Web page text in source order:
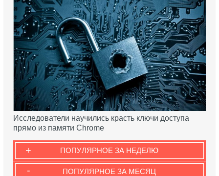
Исследователи научились красть ключи доступа
прямо из памяти Chrome
ПОПУЛЯРНОЕ ЗА НЕДЕЛЮ
+
ПОПУЛЯРНОЕ ЗА МЕСЯЦ
-